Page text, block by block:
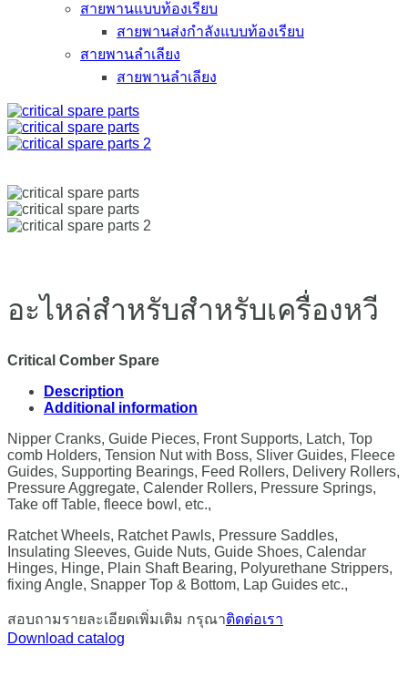
สายพานแบบท้องเรียบ
สายพานส่งกำลังแบบท้องเรียบ
สายพานลำเลียง
สายพานลำเลียง
อะไหล่สำหรับสำหรับเครื่องหวี
Critical Comber Spare
Description
Additional information
Nipper Cranks, Guide Pieces, Front Supports, Latch, Top
comb Holders, Tension Nut with Boss, Sliver Guides, Fleece
Guides, Supporting Bearings, Feed Rollers, Delivery Rollers,
Pressure Aggregate, Calender Rollers, Pressure Springs,
Take off Table, fleece bowl, etc.,
Ratchet Wheels, Ratchet Pawls, Pressure Saddles,
Insulating Sleeves, Guide Nuts, Guide Shoes, Calendar
Hinges, Hinge, Plain Shaft Bearing, Polyurethane Strippers,
fixing Angle, Snapper Top & Bottom, Lap Guides etc.,
สอบถามรายละเอียดเพิ่มเติม กรุณาติดต่อเรา
Download catalog